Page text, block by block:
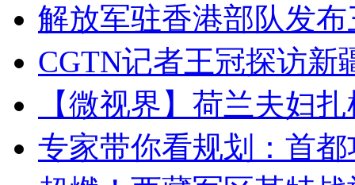
解放军驻香港部队发
CGTN记者王冠探访新
【微视界】荷兰夫妇
专家带你看规划：首